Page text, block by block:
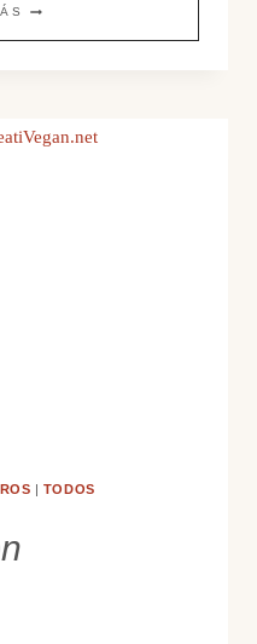
GUISO
BLANCO
| TODOS